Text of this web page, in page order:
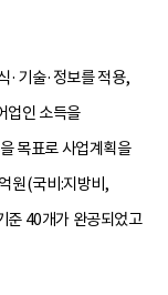
·기술·정보를 적용,
업인 소득을
목표로 사업계획을
원(국비:지방비,
준 40개가 완공되었고